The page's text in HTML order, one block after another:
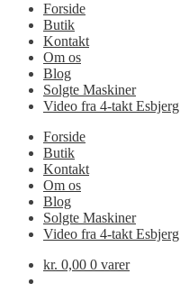
Forside
Butik
Kontakt
Om os
Blog
Solgte Maskiner
Video fra 4-takt Esbjerg
Forside
Butik
Kontakt
Om os
Blog
Solgte Maskiner
Video fra 4-takt Esbjerg
kr. 0,00 0 varer